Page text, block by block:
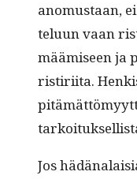
anomus­taan,
telu­un vaan
määmiseen ja
ris­tiri­ita.
Jos